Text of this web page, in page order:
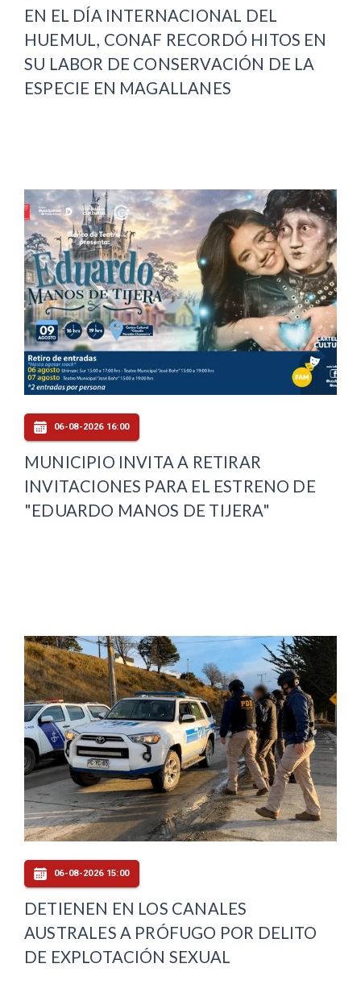
EN EL DÍA INTERNACIONAL DEL
HUEMUL, CONAF RECORDÓ HITOS EN
SU LABOR DE CONSERVACIÓN DE LA
ESPECIE EN MAGALLANES
06-08-2026 16:00
MUNICIPIO INVITA A RETIRAR
INVITACIONES PARA EL ESTRENO DE
"EDUARDO MANOS DE TIJERA"
06-08-2026 15:00
DETIENEN EN LOS CANALES
AUSTRALES A PRÓFUGO POR DELITO
DE EXPLOTACIÓN SEXUAL